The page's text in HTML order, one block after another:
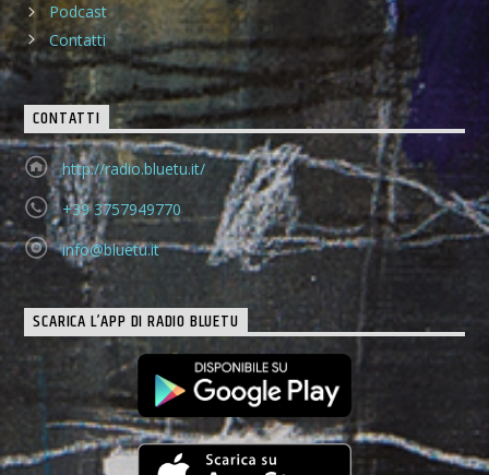
Podcast
Contatti
CONTATTI
http://radio.bluetu.it/
+39 3757949770
info@bluetu.it
SCARICA L’APP DI RADIO BLUETU